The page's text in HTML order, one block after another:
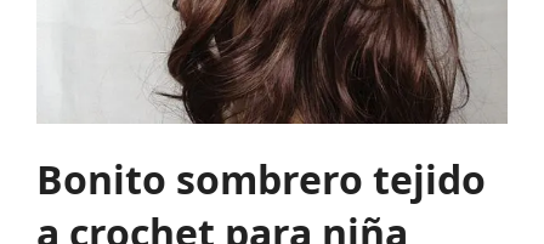
Bonito sombrero tejido
a crochet para niña